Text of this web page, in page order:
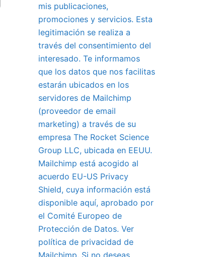
mis publicaciones,
promociones y servicios. Esta
legitimación se realiza a
través del consentimiento del
interesado. Te informamos
que los datos que nos facilitas
estarán ubicados en los
servidores de Mailchimp
(proveedor de email
marketing) a través de su
empresa The Rocket Science
Group LLC, ubicada en EEUU.
Mailchimp está acogido al
acuerdo EU-US Privacy
Shield, cuya información está
disponible aquí, aprobado por
el Comité Europeo de
Protección de Datos. Ver
política de privacidad de
Mailchimp. Si no deseas